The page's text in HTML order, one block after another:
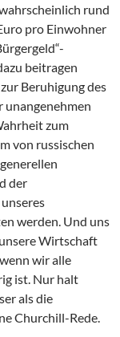
rund
pro Einwohner
beitragen
Beruhigung des
unangenehmen
zum
von russischen
der
werden. Und uns
Wirtschaft
wir alle
ist. Nur halt
als die
Churchill-Rede.